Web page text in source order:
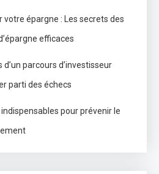
votre épargne : Les secrets des
efficaces
d’un parcours d’investisseur
parti des échecs
pour prévenir le